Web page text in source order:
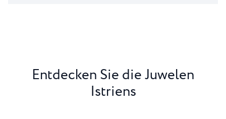
Entdecken Sie die Juwelen
Istriens